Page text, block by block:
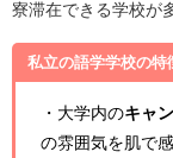
寮滞在できる学校が
私立の語学学校の特
・大学内のキャ
の雰囲気を肌で